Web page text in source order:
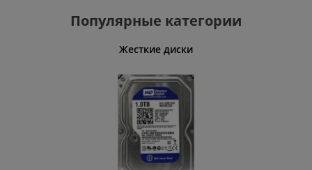
Популярные категории
Жесткие диски